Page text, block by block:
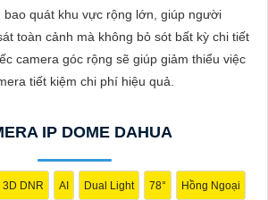
hình ảnh sắc nét và tính năng an ninh
Dahua chính hãng với mức giá vô cùng
bao quát khu vực rộng lớn, giúp người
toàn cảnh mà không bỏ sót bất kỳ chi tiết
camera góc rộng sẽ giúp giảm thiểu việc
tiết kiệm chi phí hiệu quả.
IP DOME DAHUA
3D DNR AI Dual Light 78° Hồng Ngoại